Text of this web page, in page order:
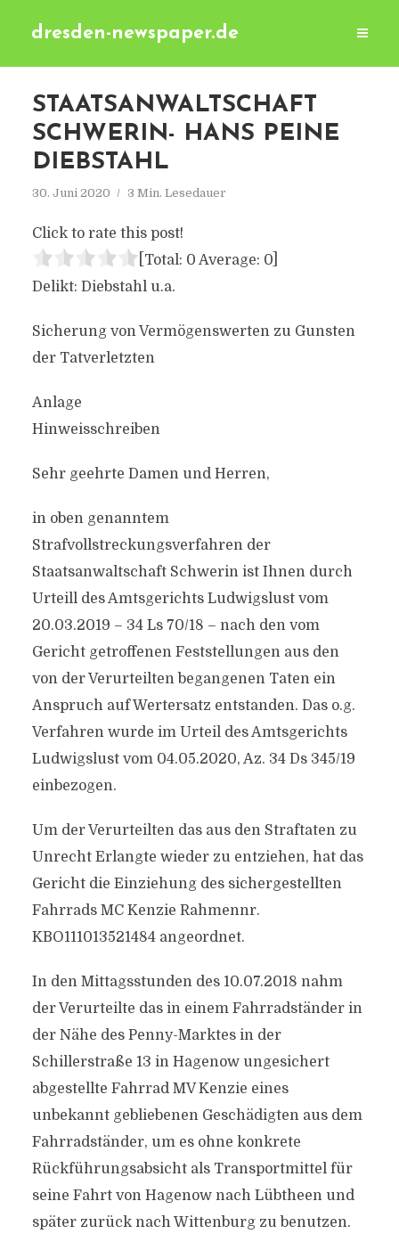
dresden-newspaper.de
STAATSANWALTSCHAFT
SCHWERIN- HANS PEINE
DIEBSTAHL
30. Juni 2020 3 Min. Lesedauer
Click to rate this post!
[Total: 0 Average: 0]
Delikt: Diebstahl u.a.
Sicherung von Vermögenswerten zu Gunsten
der Tatverletzten
Anlage
Hinweisschreiben
Sehr geehrte Damen und Herren,
in oben genanntem
Strafvollstreckungsverfahren der
Staatsanwaltschaft Schwerin ist Ihnen durch
Urteill des Amtsgerichts Ludwigslust vom
20.03.2019 – 34 Ls 70/18 – nach den vom
Gericht getroffenen Feststellungen aus den
von der Verurteilten begangenen Taten ein
Anspruch auf Wertersatz entstanden. Das o.g.
Verfahren wurde im Urteil des Amtsgerichts
Ludwigslust vom 04.05.2020, Az. 34 Ds 345/19
einbezogen.
Um der Verurteilten das aus den Straftaten zu
Unrecht Erlangte wieder zu entziehen, hat das
Gericht die Einziehung des sichergestellten
Fahrrads MC Kenzie Rahmennr.
KBO111013521484 angeordnet.
In den Mittagsstunden des 10.07.2018 nahm
der Verurteilte das in einem Fahrradständer in
der Nähe des Penny-Marktes in der
Schillerstraße 13 in Hagenow ungesichert
abgestellte Fahrrad MV Kenzie eines
unbekannt gebliebenen Geschädigten aus dem
Fahrradständer, um es ohne konkrete
Rückführungsabsicht als Transportmittel für
seine Fahrt von Hagenow nach Lübtheen und
später zurück nach Wittenburg zu benutzen.